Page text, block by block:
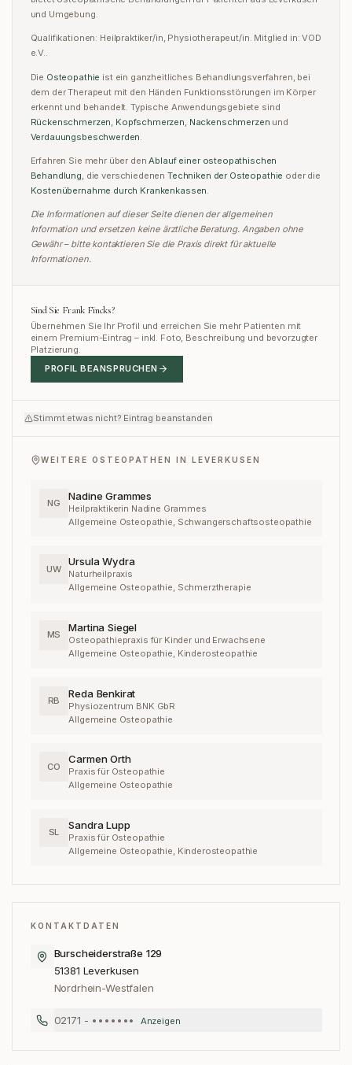
und Umgebung.
Qualifikationen: Heilpraktiker/in, Physiotherapeut/in. Mitglied in:VOD
e.V..
Die Osteopathie ist ein ganzheitliches Behandlungsverfahren, bei
dem der Therapeut mit den Händen Funktionsstörungen im Körper
erkennt und behandelt. Typische Anwendungsgebiete sind
Rückenschmerzen Kopfschmerzen Nackenschmerzen und
Verdauungsbeschwerden
Erfahren Sie mehr über den Ablauf einer osteopathischen
Behandlung, die verschiedenenTechniken der Osteopathie oder die
Kostenübernahme durch Krankenkassen.
Die Informationen auf dieser Seite dienen der allgemeinen
Information und ersetzen keine ärztliche Beratung. Angaben ohne
Gewähr – bitte kontaktieren Sie die Praxis direkt für aktuelle
Informationen.
Sind Sie Frank Fincks?
Übernehmen Sie Ihr Profil und erreichen Sie mehr Patienten mit
einem Premium-Eintrag – inkl. Foto, Beschreibung und bevorzugter
Platzierung.
PROFIL BEANSPRUCHEN
Stimmt etwas nicht? Eintrag beanstanden
WEITERE OSTEOPATHEN IN LEVERKUSEN
NG
Nadine Grammes
Heilpraktikerin Nadine Grammes
Allgemeine Osteopathie, Schwangerschaftsosteopathie
UW
Ursula Wydra
Naturheilpraxis
Allgemeine Osteopathie, Schmerztherapie
MS
Martina Siegel
Osteopathiepraxis für Kinder und Erwachsene
Allgemeine Osteopathie, Kinderosteopathie
RB
Reda Benkirat
Physiozentrum BNK GbR
Allgemeine Osteopathie
CO
Carmen Orth
Praxis für Osteopathie
Allgemeine Osteopathie
SL
Sandra Lupp
Praxis für Osteopathie
Allgemeine Osteopathie, Kinderosteopathie
KONTAKTDATEN
Burscheiderstraße 129
51381 Leverkusen
Nordrhein-Westfalen
02171 - ••••••• Anzeigen